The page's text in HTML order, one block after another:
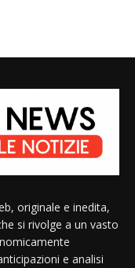
originale e inedita,
si rivolge a un vasto
e analisi